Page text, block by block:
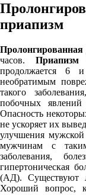
приапизм
Пролонгированная
часов. Приапизм
продолжается 6 и
необратимым
такого
побочных
Опасность
не ускоряет их
улучшения
мужчинам с
заболевания,
гипертоническая
(АД). Существуют
Хороший вопрос,